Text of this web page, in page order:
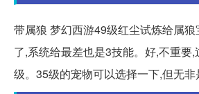
带属狼 梦幻西游49级红尘试炼给属
了,系统给最差也是3技能。好,不重要
级。35级的宠物可以选择一下,但无非